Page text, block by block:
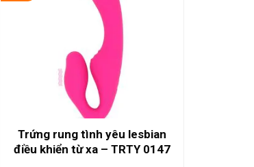
Trứng rung tình yêu lesbian
điều khiển từ xa – TRTY 0147